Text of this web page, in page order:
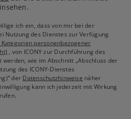
ich ein, dass von mir bei der
Nutzung des Dienstes zur Verfügung
Kategorien personenbezogener
, von ICONY zur Durchführung des
wie im Abschnitt „Abschluss der
des ICONY-Dienstes
der Datenschutzhinweise näher
kann ich jederzeit mit Wirkung